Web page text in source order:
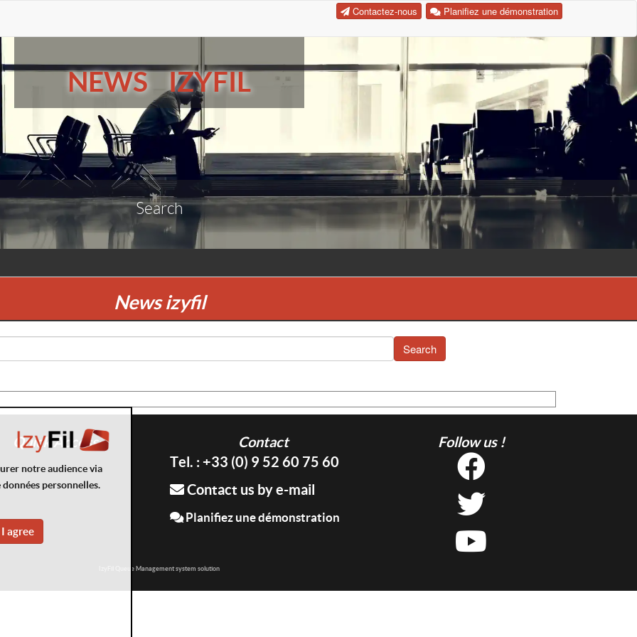
Planifiez une démonstration
Contactez-nous
NEWS IZYFIL
Search
News izyfil
Search
Quick Access
Contact
Tel. : +33 (0) 9 52 60 75 60
Contact us by e-mail
Planifiez une démonstration
Follow us !
IzyFil Queue Management system solution
notre audience via
personnelles.
I agree